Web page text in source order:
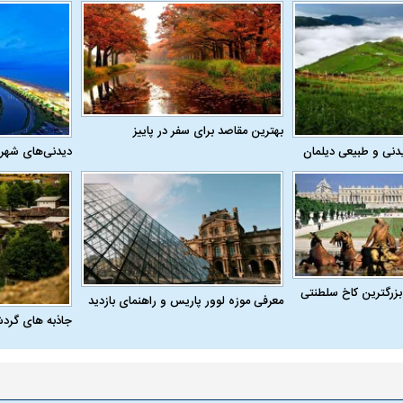
و طبیعی دیلمان
بهترین مقاصد برای سفر در پاییز
دیدنی‌های
کاخ سلطنتی
معرفی موزه لوور پاریس و راهنمای بازدید
جاذبه های
به کویت با
رفسنجانی درباره پذیرش قطع نامه۵۹۸
ببینید|
جنگنده اف-۵